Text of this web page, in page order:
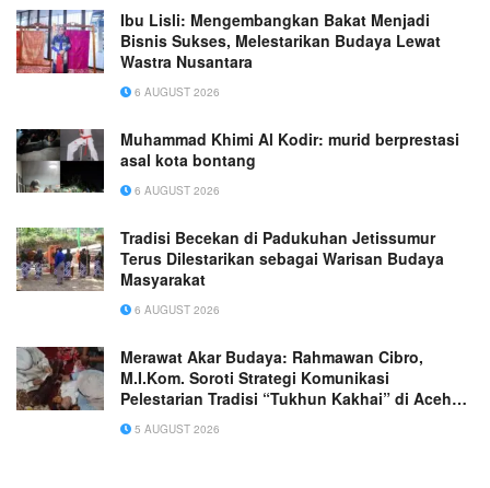
Ibu Lisli: Mengembangkan Bakat Menjadi
Bisnis Sukses, Melestarikan Budaya Lewat
Wastra Nusantara
6 AUGUST 2026
Muhammad Khimi Al Kodir: murid berprestasi
asal kota bontang
6 AUGUST 2026
Tradisi Becekan di Padukuhan Jetissumur
Terus Dilestarikan sebagai Warisan Budaya
Masyarakat
6 AUGUST 2026
Merawat Akar Budaya: Rahmawan Cibro,
M.I.Kom. Soroti Strategi Komunikasi
Pelestarian Tradisi “Tukhun Kakhai” di Aceh
Singkil
5 AUGUST 2026